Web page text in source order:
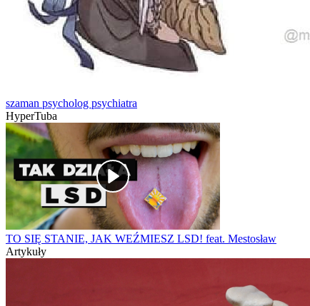
szaman psycholog psychiatra
HyperTuba
TO SIĘ STANIE, JAK WEŹMIESZ LSD! feat. Mestosław
Artykuły